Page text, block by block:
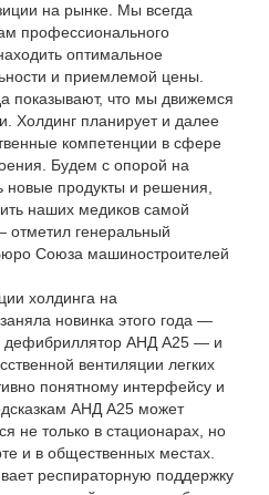
на рынке. Мы всегда
профессионального
оптимальное
и приемлемой цены.
показывают, что мы движемся
Холдинг планирует и далее
компетенции в сфере
Будем с опорой на
новые продукты и решения,
наших медиков самой
отметил генеральный
Союза машиностроителей
холдинга на
новинка этого года —
дефибриллятор АНД А25 — и
вентиляции легких
понятному интерфейсу и
АНД А25 может
не только в стационарах, но
и в общественных местах.
респираторную поддержку